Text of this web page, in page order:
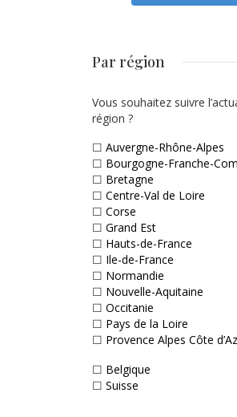
Par région
Vous souhaitez suivre
région ?
☐ Auvergne-Rhône-Alpes
☐ Bourgogne-Franche-
☐ Bretagne
☐ Centre-Val de Loire
☐ Corse
☐ Grand Est
☐ Hauts-de-France
☐ Ile-de-France
☐ Normandie
☐ Nouvelle-Aquitaine
☐ Occitanie
☐ Pays de la Loire
☐ Provence Alpes Côte
☐ Belgique
☐ Suisse